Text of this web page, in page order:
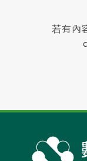
若有內